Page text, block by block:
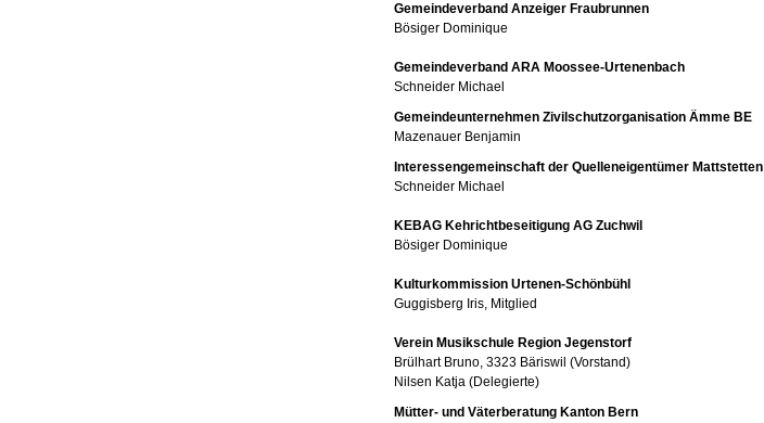
Gemeindeverband Anzeiger Fraubrunnen
Bösiger Dominique
Gemeindeverband ARA Moossee-Urtenenbach
Schneider Michael
Gemeindeunternehmen Zivilschutzorganisation Ämme BE
Mazenauer Benjamin
Interessengemeinschaft der Quelleneigentümer Mattstetten
Schneider Michael
KEBAG Kehrichtbeseitigung AG Zuchwil
Bösiger Dominique
Kulturkommission Urtenen-Schönbühl
Guggisberg Iris, Mitglied
Verein Musikschule Region Jegenstorf
Brülhart Bruno, 3323 Bäriswil (Vorstand)
Nilsen Katja (Delegierte)
Mütter- und Väterberatung Kanton Bern